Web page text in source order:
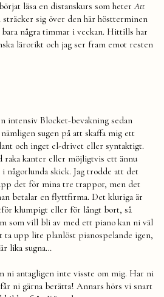
läsa en distanskurs som heterAtt
sträcker sig över den här höstterminen
några timmar i veckan. Hittills har
lärorikt och jag ser fram emot resten
intensiv Blocket-bevakning sedan
sugen på att skaffa mig ett
och inget el-drivet eller syntaktigt.
raka kanter eller möjligtvis ett ännu
någorlunda skick. Jag trodde att det
det för mina tre trappor, men det
betalar en flyttfirma. Det kluriga är
klumpigt eller för långt bort, så
som vill bli av med ett piano kan ni väl
ta upp lite planlöst pianospelande igen,
lika sugna…
ni antagligen inte visste om mig. Har ni
ni gärna berätta! Annars hörs vi snart